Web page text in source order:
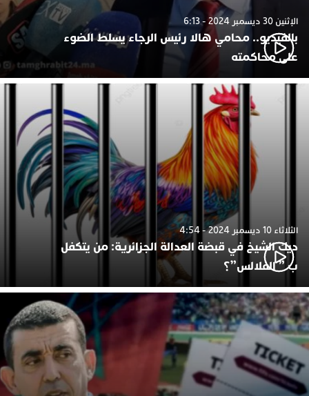
الإثنين 30 ديسمبر 2024 - 6:13
بالفيديو.. محامي هالا رئيس الرجاء يسلط الضوء
على محاكمته
الثلاثاء 10 ديسمبر 2024 - 4:54
ديك الشيخ في قبضة العدالة الجزائرية: من يتكفل
ب ” الفلالس”؟